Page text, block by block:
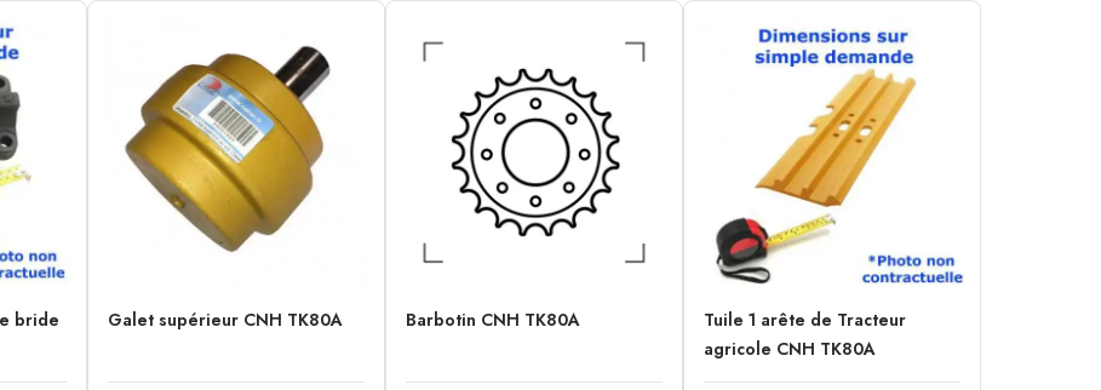
bride
Galet supérieur CNH TK80A Barbotin CNH TK80A
Tuile 1 arête de Tracteur
agricole CNH TK80A